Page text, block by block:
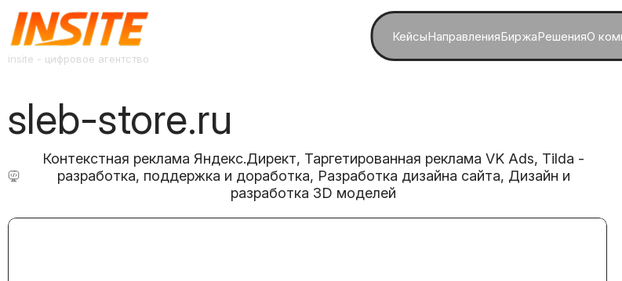
insite - цифровое агентство
КейсыНаправленияБиржаРешенияО
sleb-store.ru
Контекстная реклама Яндекс.Директ, Таргетированная реклама VK Ads, Tilda -
разработка, поддержка и доработка, Разработка дизайна сайта, Дизайн и
разработка 3D моделей